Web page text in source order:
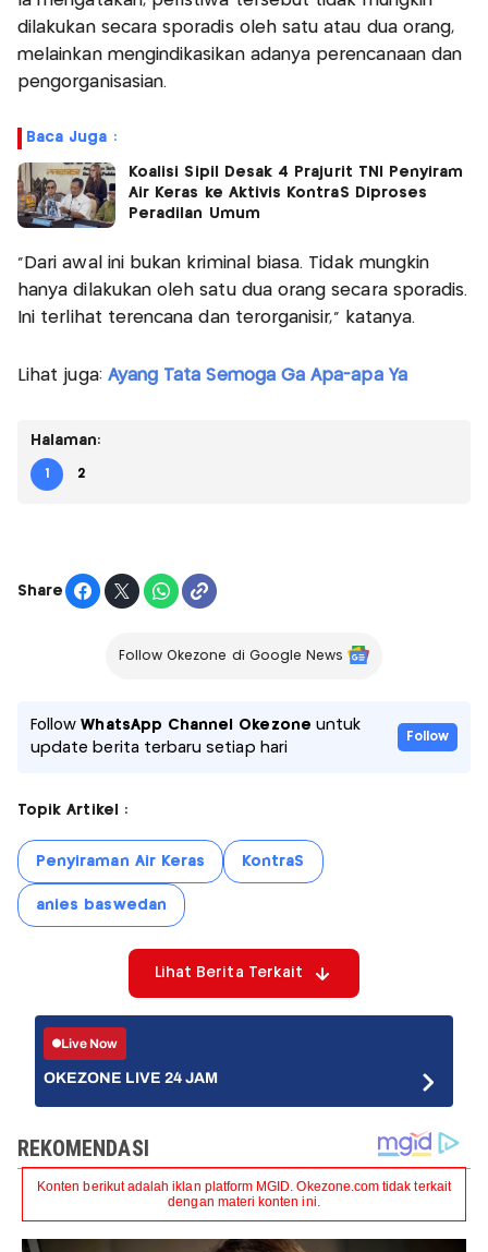
dilakukan secara sporadis oleh satu atau dua orang,
melainkan mengindikasikan adanya perencanaan dan
pengorganisasian.
Baca Juga :
Koalisi Sipil Desak 4 Prajurit TNI Penyiram
Air Keras ke Aktivis KontraS Diproses
Peradilan Umum
“Dari awal ini bukan kriminal biasa. Tidak mungkin
hanya dilakukan oleh satu dua orang secara sporadis.
Ini terlihat terencana dan terorganisir,” katanya.
Lihat juga: Ayang Tata Semoga Ga Apa-apa Ya
Halaman:
1 2
Share
Follow Okezone di Google News
FollowWhatsApp Channel Okezone untuk
update berita terbaru setiap hari
Follow
Topik Artikel :
Penyiraman Air Keras KontraS
anies baswedan
Lihat Berita Terkait
Live Now
OKEZONE LIVE 24 JAM